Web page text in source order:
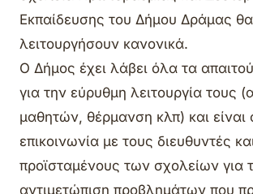
Εκπαίδευσης του Δήμου Δράμας θα
λειτουργήσουν κανονικά.
Ο Δήμος έχει λάβει όλα τα
για την εύρυθμη λειτουργία τους
μαθητών, θέρμανση κλπ) και είναι
επικοινωνία με τους διευθυντές
προϊσταμένους των σχολείων για
αντιμετώπιση προβλημάτων που